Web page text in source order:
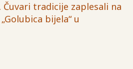
tradicije zaplesali na
bijela“ u